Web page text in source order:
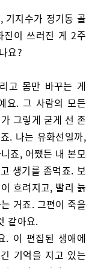
기지수가 정기동 골
이 쓰러진 게 2주
요?
고 몸만 바꾸는 게
요. 그 사람의 모든
그렇게 굳게 선 존
. 나는 유화선일까,
죠, 어쨌든 내 본모
생기를 좀먹죠. 보
흐려지고, 빨리 늙
거죠. 그편이 죽을
같아요.
. 이 편집된 생애에
기억을 지고 있는